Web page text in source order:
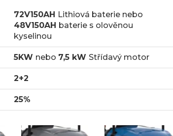
72V150AH Lithiová baterie nebo
48V150AH baterie s olověnou
kyselinou
5KW nebo 7,5 kW Střídavý motor
2+2
25%